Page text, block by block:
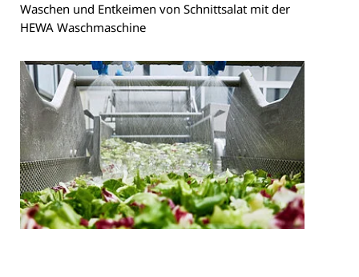
Waschen und Entkeimen von Schnittsalat mit der
HEWA Waschmaschine